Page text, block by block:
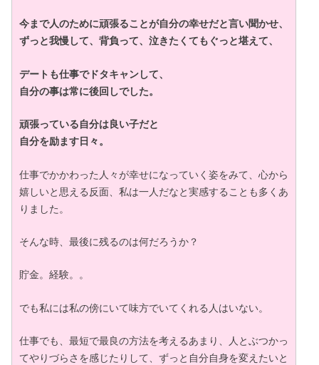
今まで人のために頑張ることが自分の幸せだと言い聞かせ、
ずっと我慢して、背負って、泣きたくてもぐっと堪えて、
デートも仕事でドタキャンして、
自分の事は常に後回しでした。
頑張っている自分は良い子だと
自分を励ます日々。
仕事でかかわった人々が幸せになっていく姿をみて、心から
嬉しいと思える反面、私は一人だなと実感することも多くあ
りました。
そんな時、最後に残るのは何だろうか？
貯金。経験。。
でも私には私の傍にいて味方でいてくれる人はいない。
仕事でも、最短で最良の方法を考えるあまり、人とぶつかっ
てやりづらさを感じたりして、ずっと自分自身を変えたいと